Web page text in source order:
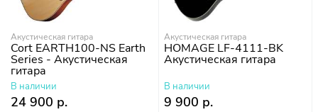
Акустическая гитара
Cort EARTH100-NS Earth
Series - Акустическая
гитара
В наличии
24 900 р.
Акустическая гитара
HOMAGE LF-4111-BK
Акустическая гитара
В наличии
9 900 р.